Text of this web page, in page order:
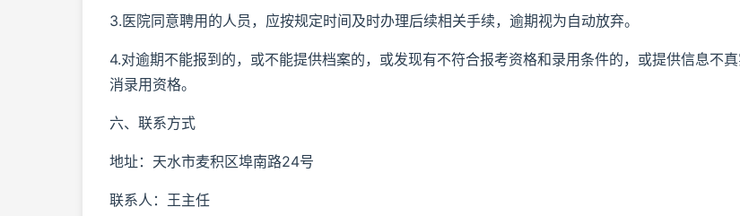
3.医院同意聘用的人员，应按规定时间及时办理后续相关手续，逾期视为自动放弃。
4.对逾期不能报到的，或不能提供档案的，或发现有不符合报考资格和录用条件的，或提供信息不
消录用资格。
六、联系方式
地址：天水市麦积区埠南路24号
联系人：王主任